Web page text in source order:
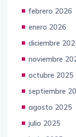
febrero 2026
enero 2026
diciembre
noviembre
octubre 2025
septiembre
agosto 2025
julio 2025